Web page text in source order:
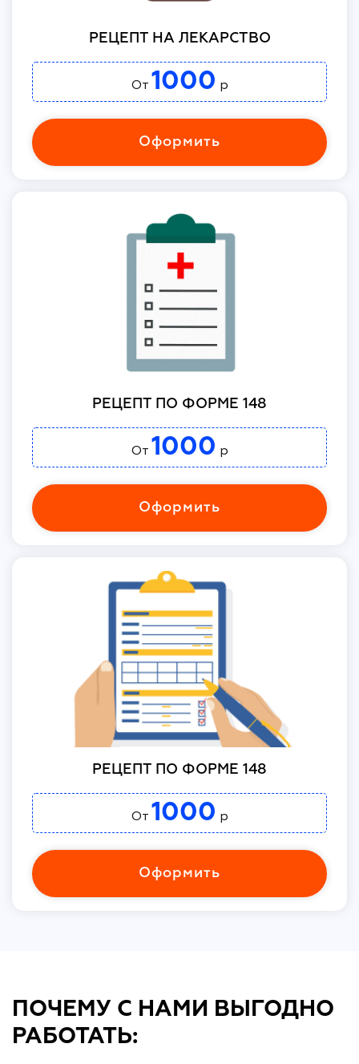
РЕЦЕПТ НА ЛЕКАРСТВО
От 1000 р
Оформить
РЕЦЕПТ ПО ФОРМЕ 148
От 1000 р
Оформить
РЕЦЕПТ ПО ФОРМЕ 148
От 1000 р
Оформить
ПОЧЕМУ С НАМИ ВЫГОДНО
РАБОТАТЬ: